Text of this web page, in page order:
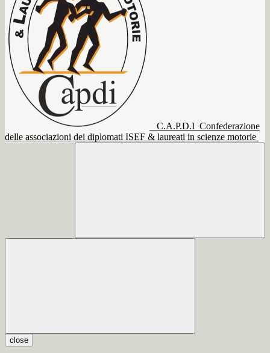
C.A.P.D.I Confederazione
delle associazioni dei diplomati ISEF & laureati in scienze motorie
close